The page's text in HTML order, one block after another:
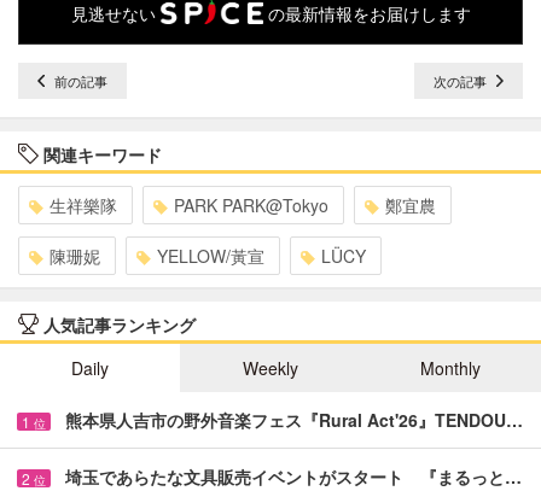
見逃せない の最新情報をお届けします
前の記事 次の記事
関連キーワード
生祥樂隊 PARK PARK@Tokyo 鄭宜農
陳珊妮 YELLOW/黃宣 LÜCY
人気記事ランキング
Daily
Weekly Monthly
1 位 熊本県人吉市の野外音楽フェス『Rural Act'26』TENDOU…
2 位 埼玉であらたな文具販売イベントがスタート 『まるっと…